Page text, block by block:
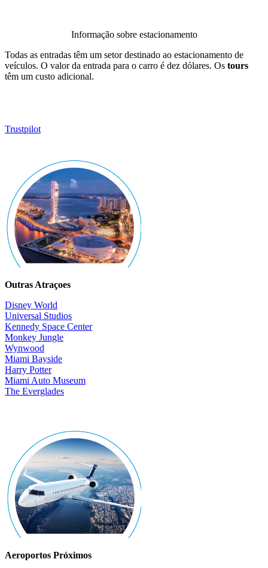
Informação sobre estacionamento
Todas as entradas têm um setor destinado ao estacionamento de
veículos. O valor da entrada para o carro é dez dólares. Os tours
têm um custo adicional.
Trustpilot
Outras Atraçoes
Disney World
Universal Studios
Kennedy Space Center
Monkey Jungle
Wynwood
Miami Bayside
Harry Potter
Miami Auto Museum
The Everglades
Aeroportos Próximos